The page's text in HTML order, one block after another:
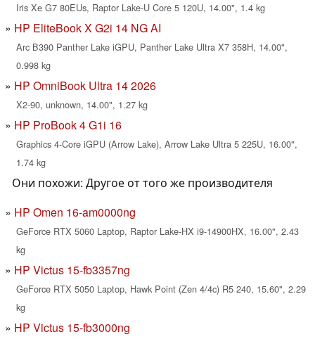
Iris Xe G7 80EUs, Raptor Lake-U Core 5 120U, 14.00", 1.4 kg
HP EliteBook X G2i 14 NG AI
Arc B390 Panther Lake iGPU, Panther Lake Ultra X7 358H, 14.00",
0.998 kg
HP OmniBook Ultra 14 2026
X2-90, unknown, 14.00", 1.27 kg
HP ProBook 4 G1i 16
Graphics 4-Core iGPU (Arrow Lake), Arrow Lake Ultra 5 225U, 16.00",
1.74 kg
Они похожи: Другое от того же производителя
HP Omen 16-am0000ng
GeForce RTX 5060 Laptop, Raptor Lake-HX i9-14900HX, 16.00", 2.43
kg
HP Victus 15-fb3357ng
GeForce RTX 5050 Laptop, Hawk Point (Zen 4/4c) R5 240, 15.60", 2.29
kg
HP Victus 15-fb3000ng